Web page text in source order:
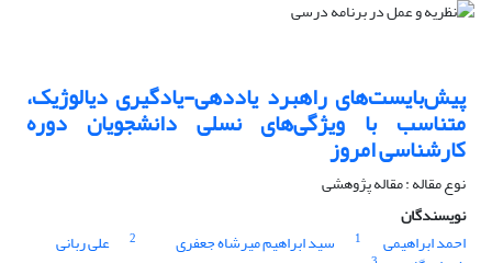
پیش‌بایست‌های راهبرد یاددهی-یادگیری دیالوژیک،
متناسب با ویژگی‌های نسلی دانشجویان دوره
کارشناسی امروز
نوع مقاله : مقاله پژوهشی
نویسندگان
احمد ابراهیمی
1 سید ابراهیم میرشاه جعفری 2 علی ربانی